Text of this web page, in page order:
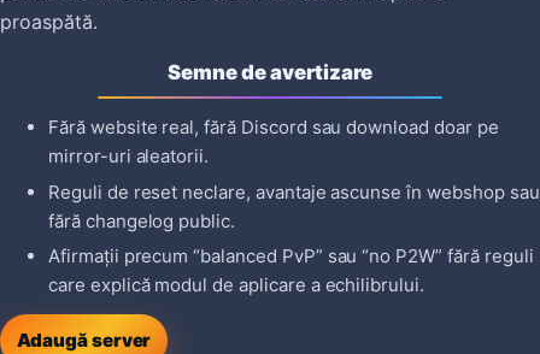
proaspătă.
Semne de avertizare
Fără website real, fără Discord sau download doar pe
mirror-uri aleatorii.
Reguli de reset neclare, avantaje ascunse în webshop sau
fără changelog public.
Afirmații precum “balanced PvP” sau “no P2W” fără reguli
care explică modul de aplicare a echilibrului.
Adaugă server